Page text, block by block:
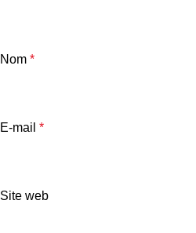
Nom *
E-mail *
Site web